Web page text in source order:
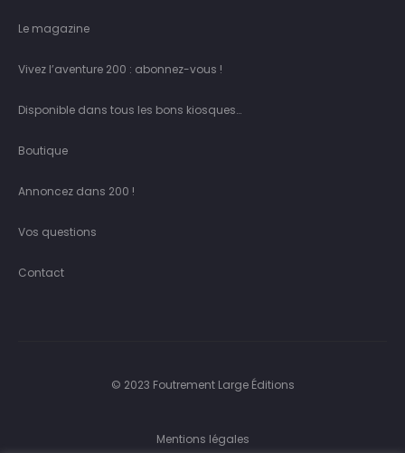
Le magazine
Vivez l’aventure 200 : abonnez-vous !
Disponible dans tous les bons kiosques…
Boutique
Annoncez dans 200 !
Vos questions
Contact
© 2023 Foutrement Large Éditions
Mentions légales